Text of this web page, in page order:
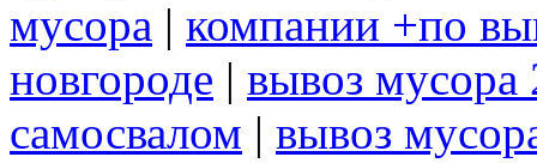
мусора | компании +по
новгороде | вывоз мусора
самосвалом | вывоз